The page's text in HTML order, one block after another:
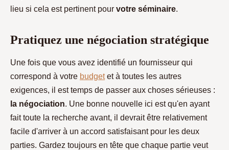
lieu si cela est pertinent pour votre séminaire.
Pratiquez une négociation stratégique
Une fois que vous avez identifié un fournisseur qui
correspond à votre budgetet à toutes les autres
exigences, il est temps de passer aux choses sérieuses :
la négociation. Une bonne nouvelle ici est qu'en ayant
fait toute la recherche avant, il devrait être relativement
facile d'arriver à un accord satisfaisant pour les deux
parties. Gardez toujours en tête que chaque partie veut